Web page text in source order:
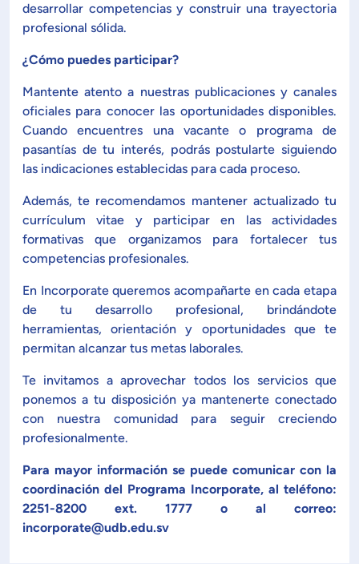
Acreditaciones
Boletín de noticias
Línea de tiempo
desarrollar competencias y construir una trayectoria
profesional sólida.
¿Cómo puedes participar?
Mantente atento a nuestras publicaciones y canales
oficiales para conocer las oportunidades disponibles.
Cuando encuentres una vacante o programa de
pasantías de tu interés, podrás postularte siguiendo
las indicaciones establecidas para cada proceso.
Además, te recomendamos mantener actualizado tu
currículum vitae y participar en las actividades
formativas que organizamos para fortalecer tus
competencias profesionales.
En Incorporate queremos acompañarte en cada etapa
de tu desarrollo profesional, brindándote
herramientas, orientación y oportunidades que te
permitan alcanzar tus metas laborales.
Te invitamos a aprovechar todos los servicios que
ponemos a tu disposición ya mantenerte conectado
con nuestra comunidad para seguir creciendo
profesionalmente.
Para mayor información se puede comunicar con la
coordinación del Programa Incorporate, al teléfono:
2251-8200 ext. 1777 o al correo:
incorporate@udb.edu.sv